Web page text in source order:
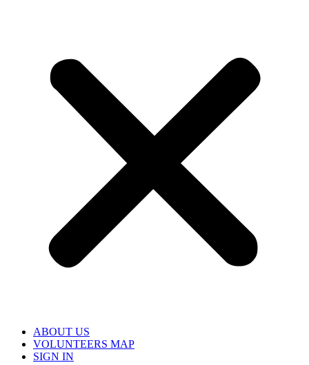
ABOUT US
VOLUNTEERS MAP
SIGN IN